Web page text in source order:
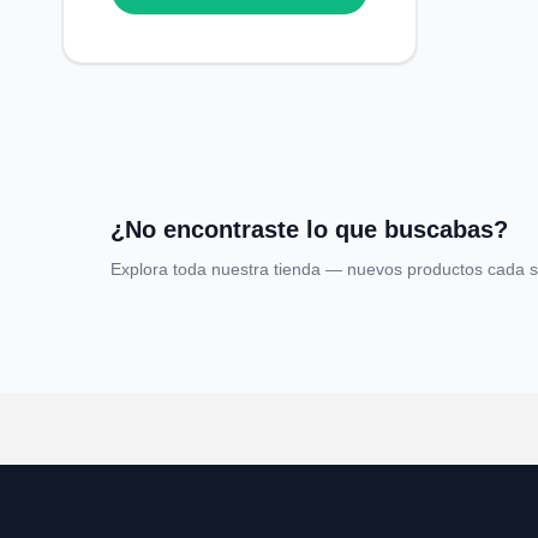
¿No encontraste lo que buscabas?
Explora toda nuestra tienda — nuevos productos cada